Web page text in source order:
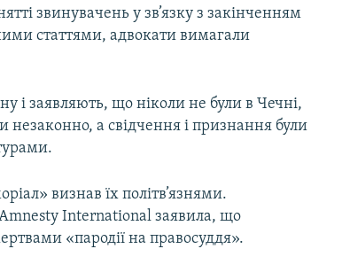
звинувачень у зв’язку з закінченням
статтями, адвокати вимагали
і заявляють, що ніколи не були в Чечні,
незаконно, а свідчення і признання були
визнав їх політв’язнями.
International заявила, що
«пародії на правосуддя».